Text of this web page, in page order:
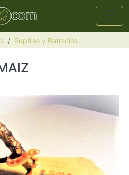
Reptiles y Batracios